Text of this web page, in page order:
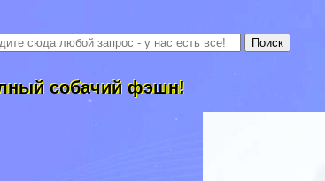
собачий фэшн!